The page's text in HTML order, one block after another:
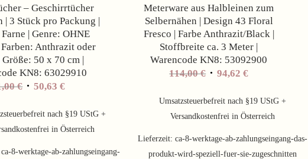
– Geschirrtücher
3 Stück pro Packung |
| Genre: OHNE
Farben: Anthrazit oder
50 x 70 cm |
KN8: 63029910
€ 50,63€
nach §19 UStG +
in Österreich
ca-8-werktage-ab-zahlungseingang-
Meterware aus Halbleinen zum
Selbernähen | Design 43 Floral
Fresco | Farbe Anthrazit/Black |
Stoffbreite ca. 3 Meter |
Warencode KN8: 53092900
114,00€ Ursprünglicher
war:
114,00 €
94,62€Aktueller
ist:
94,62 €.
Umsatzsteuerbefreit nach §19 UStG +
Versandkostenfrei in Österreich
Lieferzeit:ca-8-werktage-ab-zahlungseingang-das-
produkt-wird-speziell-fuer-sie-zugeschnitten